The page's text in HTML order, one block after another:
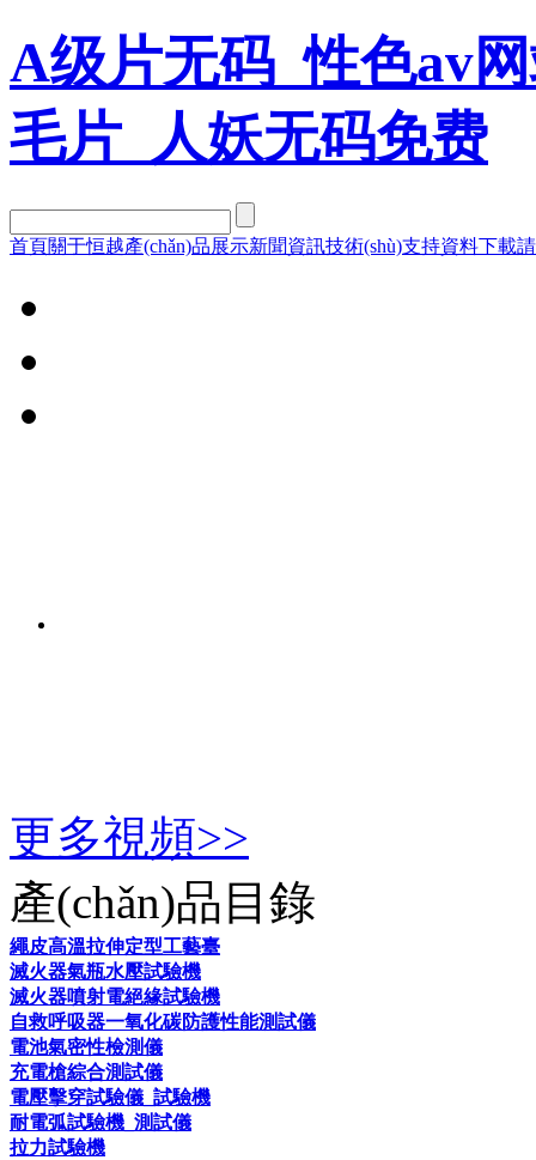
A级片无码_性色av
毛片_人妖无码免费
首頁關于恒越產(chǎn)品展示新聞資訊技術(shù)支持資料下載
更多視頻>>
產(chǎn)品目錄
繩皮高溫拉伸定型工藝臺
滅火器氣瓶水壓試驗機
滅火器噴射電絕緣試驗機
自救呼吸器一氧化碳防護性能測試儀
電池氣密性檢測儀
充電槍綜合測試儀
電壓擊穿試驗儀_試驗機
耐電弧試驗機_測試儀
拉力試驗機